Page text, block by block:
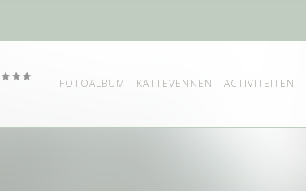
FOTOALBUM KATTEVENNEN ACTIVITEITEN